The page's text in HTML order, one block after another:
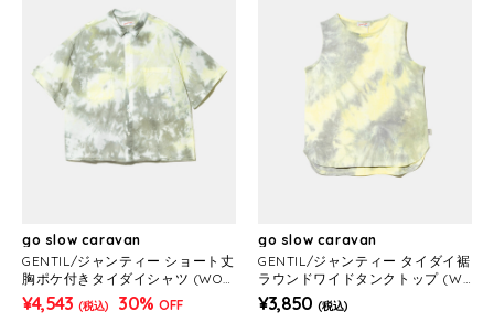
go slow caravan
GENTIL/ジャンティー ショート丈
胸ポケ付きタイダイシャツ (WOM
ENS)
¥4,543 (税込) 30% OFF
go slow caravan
GENTIL/ジャンティー タイダイ裾
ラウンドワイドタンクトップ (W
OMENS)
¥3,850 (税込)